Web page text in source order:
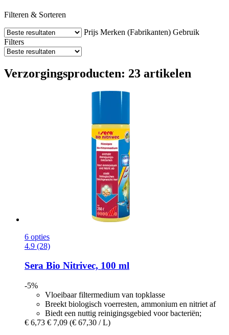
Filteren & Sorteren
Prijs Merken (Fabrikanten) Gebruik
Filters
Verzorgingsproducten: 23 artikelen
6 opties
4.9 (28)
Sera Bio Nitrivec, 100 ml
-5%
Vloeibaar filtermedium van topklasse
Breekt biologisch voerresten, ammonium en nitriet af
Biedt een nuttig reinigingsgebied voor bacteriën;
€ 6,73 € 7,09 (€ 67,30 / L)